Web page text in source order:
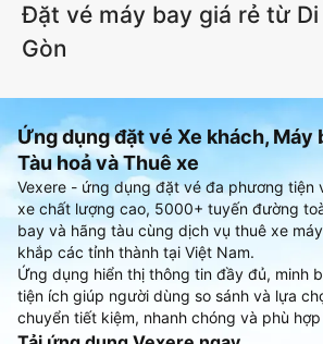
Đặt vé máy bay giá rẻ từ
Gòn
Ứng dụng đặt vé Xe khách, Máy
Tàu hoả và Thuê xe
Vexere - ứng dụng đặt vé đa phương tiện
xe chất lượng cao, 5000+ tuyến đường
bay và hãng tàu cùng dịch vụ thuê xe
khắp các tỉnh thành tại Việt Nam.
Ứng dụng hiển thị thông tin đầy đủ, minh
tiện ích giúp người dùng so sánh và lựa
chuyển tiết kiệm, nhanh chóng và phù